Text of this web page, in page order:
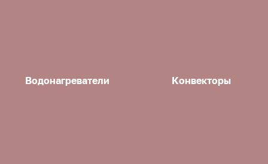
Водонагреватели Конвекторы